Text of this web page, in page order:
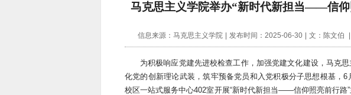
马克思主义学院举办“新时代新担当——信仰
信息来源：马克思主义学院 发布时间：2025-06-30 文：陈文伯
为积极响应党建先进校检查工作，加强党建文化建设，马克
化党的创新理论武装，筑牢预备党员和入党积极分子思想根基，
校区一站式服务中心402室开展“新时代新担当——信仰照亮前行路